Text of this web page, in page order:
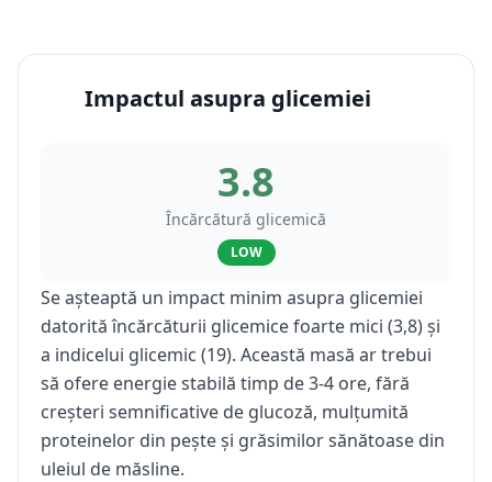
Impactul asupra glicemiei
3.8
Încărcătură glicemică
LOW
Se așteaptă un impact minim asupra glicemiei
datorită încărcăturii glicemice foarte mici (3,8) și
a indicelui glicemic (19). Această masă ar trebui
să ofere energie stabilă timp de 3-4 ore, fără
creșteri semnificative de glucoză, mulțumită
proteinelor din pește și grăsimilor sănătoase din
uleiul de măsline.